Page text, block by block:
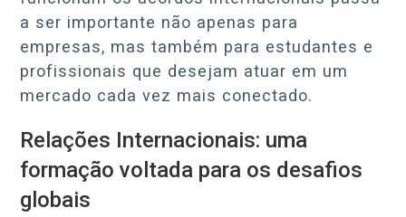
a ser importante não apenas para
empresas, mas também para estudantes e
profissionais que desejam atuar em um
mercado cada vez mais conectado.
Relações Internacionais: uma
formação voltada para os desafios
globais